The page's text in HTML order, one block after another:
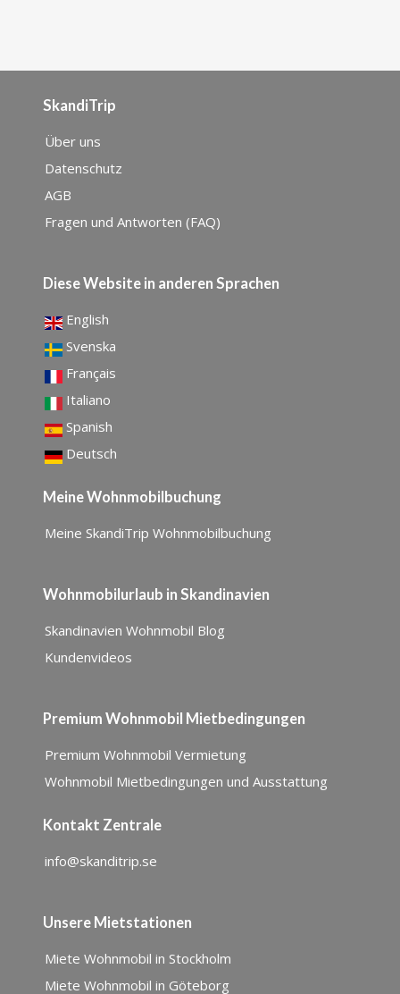
SkandiTrip
Über uns
Datenschutz
AGB
Fragen und Antworten (FAQ)
Diese Website in anderen Sprachen
English
Svenska
Français
Italiano
Spanish
Deutsch
Meine Wohnmobilbuchung
Meine SkandiTrip Wohnmobilbuchung
Wohnmobilurlaub in Skandinavien
Skandinavien Wohnmobil Blog
Kundenvideos
Premium Wohnmobil Mietbedingungen
Premium Wohnmobil Vermietung
Wohnmobil Mietbedingungen und Ausstattung
Kontakt Zentrale
info@skanditrip.se
Unsere Mietstationen
Miete Wohnmobil in Stockholm
Miete Wohnmobil in Göteborg